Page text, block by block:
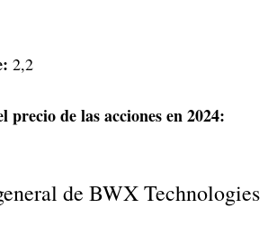
2,2
precio de las acciones en 2024:
de BWX Technologies